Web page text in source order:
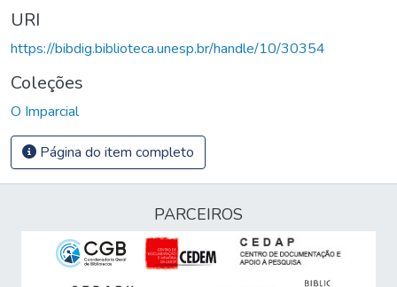
URI
https://bibdig.biblioteca.unesp.br/handle/10/30354
Coleções
O Imparcial
Página do item completo
PARCEIROS